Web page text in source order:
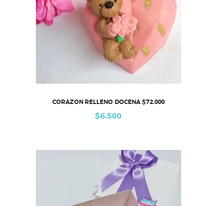
CORAZON RELLENO DOCENA $72.000
$6,500